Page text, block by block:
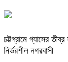
চট্টগ্রামে গ্যাসের
নির্ভরশীল নগরবাসী